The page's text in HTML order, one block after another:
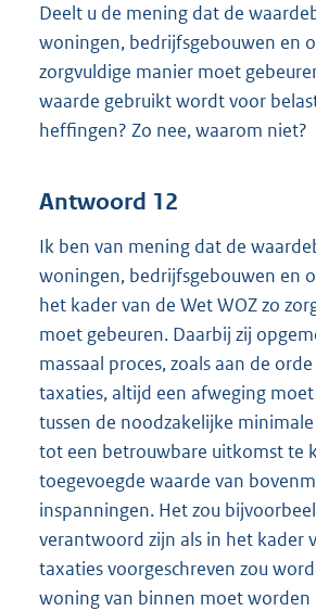
Deelt u de mening dat de
woningen, bedrijfsgebouwen en
zorgvuldige manier moet
waarde gebruikt wordt voor
heffingen? Zo nee, waarom niet?
Antwoord 12
Ik ben van mening dat de
woningen, bedrijfsgebouwen en
het kader van de Wet WOZ zo
moet gebeuren. Daarbij zij
massaal proces, zoals aan de
taxaties, altijd een afweging
tussen de noodzakelijke
tot een betrouwbare uitkomst te
toegevoegde waarde van
inspanningen. Het zou
verantwoord zijn als in het kader
taxaties voorgeschreven zou
woning van binnen moet